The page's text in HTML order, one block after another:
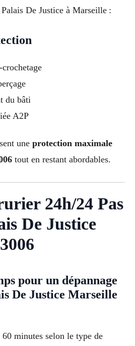
De Justice à Marseille :
du bâti
A2P
une protection maximale
tout en restant abordables.
24h/24 Pas
De Justice
pour un dépannage
De Justice Marseille
minutes selon le type de